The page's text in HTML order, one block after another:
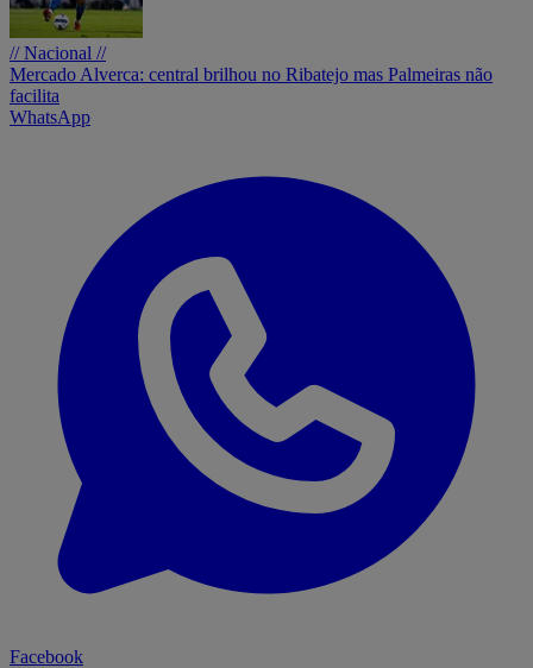
// Nacional //
Mercado Alverca: central brilhou no Ribatejo mas Palmeiras não
facilita
WhatsApp
Facebook